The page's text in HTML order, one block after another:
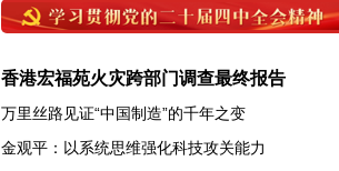
香港宏福苑火灾跨部门调查最终报告
万里丝路见证“中国制造”的千年之变
金观平：以系统思维强化科技攻关能力